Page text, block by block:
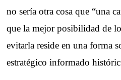
no sería otra cosa que “una
que la mejor posibilidad de
evitarla reside en una forma
estratégico informado